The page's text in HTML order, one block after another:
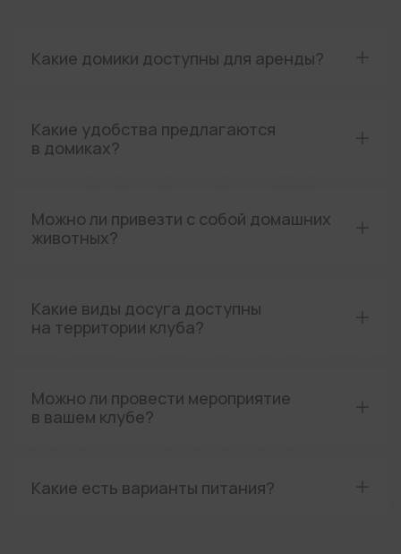
Какие домики доступны для аренды?
Какие удобства предлагаются
в домиках?
Можно ли привезти с собой домашних
животных?
Какие виды досуга доступны
на территории клуба?
Можно ли провести мероприятие
в вашем клубе?
Какие есть варианты питания?